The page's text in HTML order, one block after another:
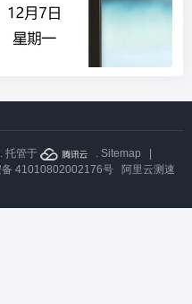
托管于 . Sitemap
备 41010802002176号
阿里云测速